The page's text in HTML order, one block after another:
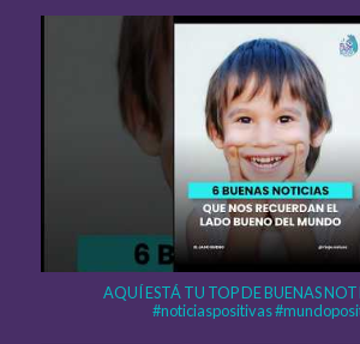
AQUÍ ESTÁ TU TOP DE BUENAS
#noticiaspositivas